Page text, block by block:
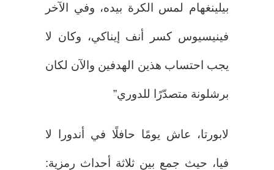
بيلينغهام لمس الكرة بيده، وفي الآخر
فينيسيوس كسر أنف إيناكي، وكان لا
يجب احتساب هذين الهدفين والآن لكان
برشلونة متصدّرًا للدوري”
لابورتا، عاش يومًا حافلًا في أندورا لا
فيا، حيث جمع بين ثلاثة أحداث رمزية: